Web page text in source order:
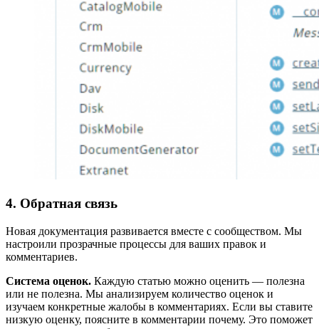
4. Обратная связь
Новая документация развивается вместе с сообществом. Мы
настроили прозрачные процессы для ваших правок и
комментариев.
Система оценок. Каждую статью можно оценить — полезна
или не полезна. Мы анализируем количество оценок и
изучаем конкретные жалобы в комментариях. Если вы ставите
низкую оценку, поясните в комментарии почему. Это поможет